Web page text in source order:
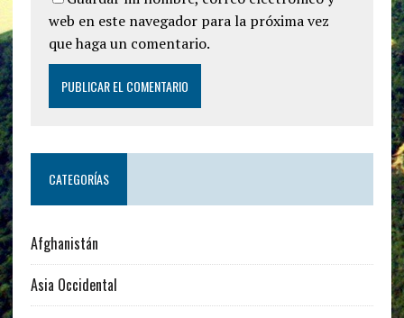
web en este navegador para la próxima vez
que haga un comentario.
CATEGORÍAS
Afghanistán
Asia Occidental